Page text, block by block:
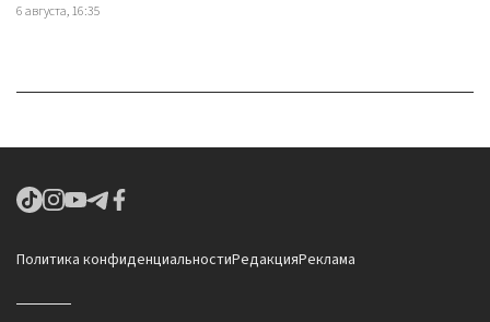
6 августа, 16:35
Политика конфиденциальностиРедакцияРеклама